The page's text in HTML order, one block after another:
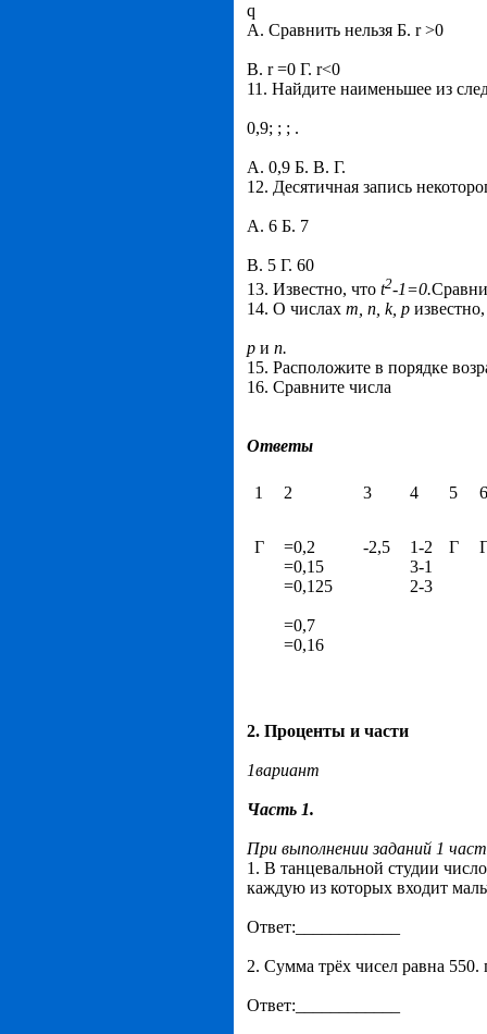
q
А. Сравнить нельзя Б. r >0
В. r =0 Г. r<0
11. Найдите наименьшее из
0,9; ; ; .
А. 0,9 Б. В. Г.
12. Десятичная запись
А. 6 Б. 7
В. 5 Г. 60
13. Известно, что t2-1=0.
14. О числах m n k, p
p и n.
15. Расположите в порядке
16. Сравните числа
Ответы
1 2 3 4 5 6
Г
=0,2
=0,15
=0,125
=0,7
=0,16
-2,5
1-2
3-1
2-3
Г
2. Проценты и части
1вариант
Часть 1.
При выполнении заданий 1
1. В танцевальной студии
каждую из которых входит
Ответ:____________
2. Сумма трёх чисел равна 550.
Ответ:____________